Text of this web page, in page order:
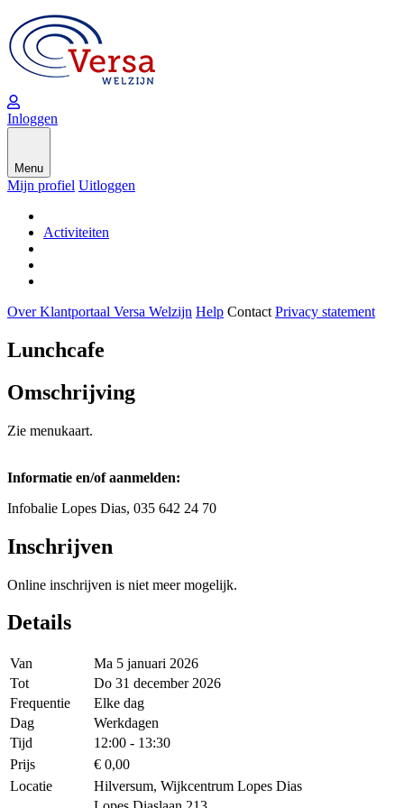
Inloggen
Menu
Mijn profiel Uitloggen
Activiteiten
Over Klantportaal Versa Welzijn Help Contact Privacy statement
Lunchcafe
Omschrijving
Zie menukaart.
Informatie en/of aanmelden:
Infobalie Lopes Dias, 035 642 24 70
Inschrijven
Online inschrijven is niet meer mogelijk.
Details
Van
Ma 5 januari 2026
Tot
Do 31 december 2026
Frequentie
Elke dag
Dag
Werkdagen
Tijd
12:00 - 13:30
Prijs
€ 0,00
Locatie
Hilversum, Wijkcentrum Lopes Dias